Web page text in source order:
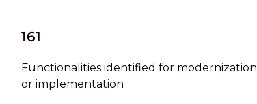
161
Functionalities identified for modernization
or implementation